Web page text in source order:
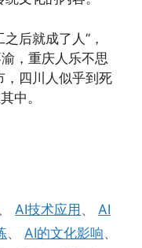
后就成了人”，
，重庆人乐不思
，四川人似乎到死
中。
、AI技术应用 、AI
、 AI的文化影响、